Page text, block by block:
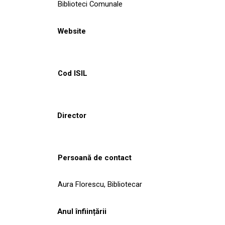
Biblioteci Comunale
Website
Cod ISIL
Director
Persoană de contact
Aura Florescu, Bibliotecar
Anul înființării